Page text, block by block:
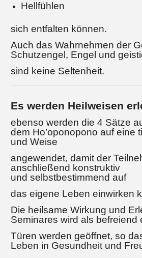
Hellfühlen
sich entfalten können.
Auch das Wahrnehmen der
Schutzengel, Engel und
sind keine Seltenheit.
Es werden Heilweisen
ebenso werden die 4 Sätze
dem Ho’oponopono auf eine
und Weise
angewendet, damit der
anschließend konstruktiv
und selbstbestimmend auf
das eigene Leben einwirken
Die heilsame Wirkung und
Seminares wird als befreiend
Türen werden geöffnet, so
Leben in Gesundheit und